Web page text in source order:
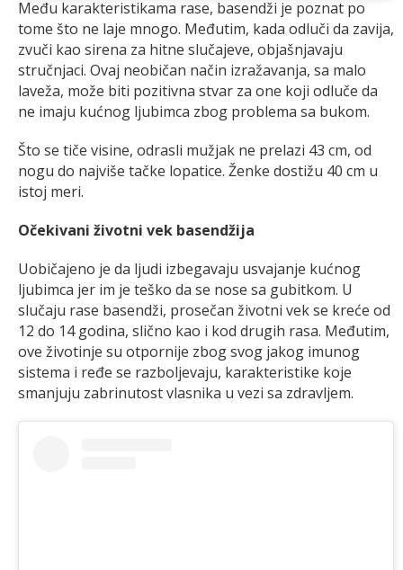
Među karakteristikama rase, basendži je poznat po
tome što ne laje mnogo. Međutim, kada odluči da zavija,
zvuči kao sirena za hitne slučajeve, objašnjavaju
stručnjaci. Ovaj neobičan način izražavanja, sa malo
laveža, može biti pozitivna stvar za one koji odluče da
ne imaju kućnog ljubimca zbog problema sa bukom.
Što se tiče visine, odrasli mužjak ne prelazi 43 cm, od
nogu do najviše tačke lopatice. Ženke dostižu 40 cm u
istoj meri.
Očekivani životni vek basendžija
Uobičajeno je da ljudi izbegavaju usvajanje kućnog
ljubimca jer im je teško da se nose sa gubitkom. U
slučaju rase basendži, prosečan životni vek se kreće od
12 do 14 godina, slično kao i kod drugih rasa. Međutim,
ove životinje su otpornije zbog svog jakog imunog
sistema i ređe se razboljevaju, karakteristike koje
smanjuju zabrinutost vlasnika u vezi sa zdravljem.